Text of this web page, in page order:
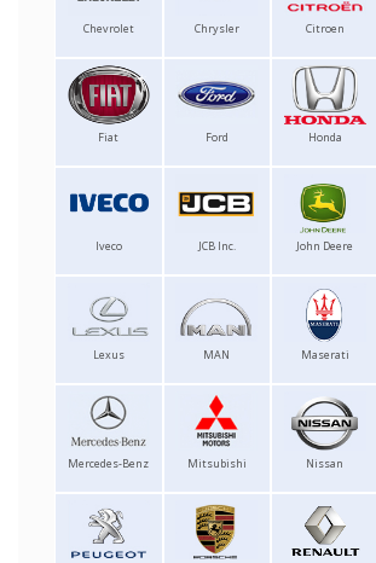
Chevrolet Chrysler Citroen
Fiat Ford Honda
Iveco JCB Inc. John Deere
Lexus MAN Maserati
Mercedes-Benz Mitsubishi Nissan